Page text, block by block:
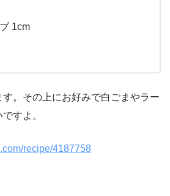
1cm
。その上にお好みで白ごまやラー
すよ。
recipe/4187758